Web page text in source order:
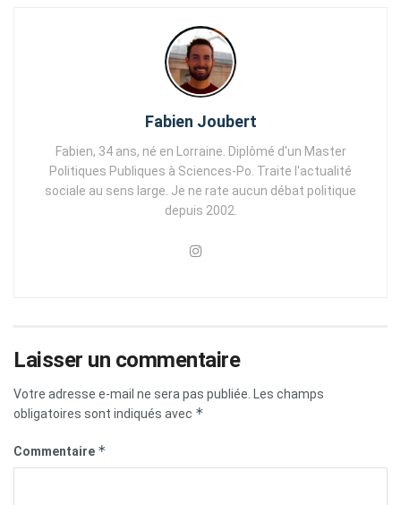
Fabien Joubert
Fabien, 34 ans, né en Lorraine. Diplômé d'un Master
Politiques Publiques à Sciences-Po. Traite l'actualité
sociale au sens large. Je ne rate aucun débat politique
depuis 2002.
Laisser un commentaire
Votre adresse e-mail ne sera pas publiée.
Les champs
obligatoires sont indiqués avec *
Commentaire *